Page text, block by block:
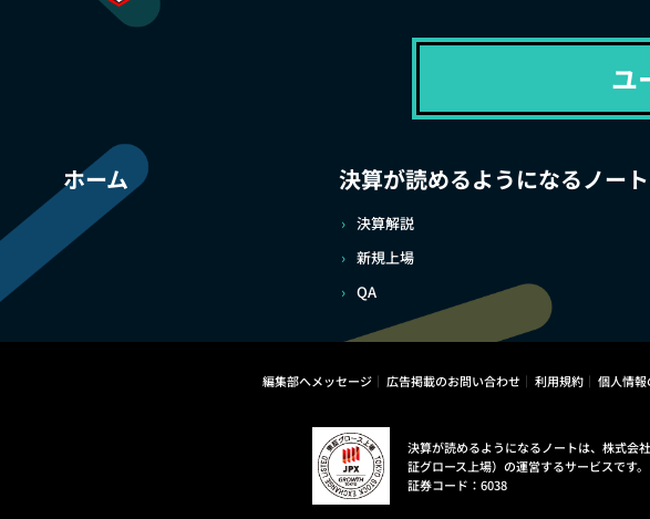
ユ
ホーム 決算が読めるようになるノート
決算解説
新規上場
QA
編集部へメッセージ 広告掲載のお問い合わせ 利用規約 個人情報
決算が読めるようになるノートは、株式会
証グロース上場）の運営するサービスです。
証券コード：6038